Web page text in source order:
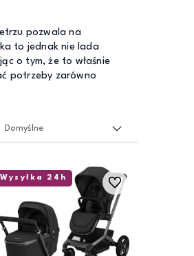
pozwala na
to jednak nie lada
o tym, że to właśnie
potrzeby zarówno
Wysyłka 24h
Do ulubionych